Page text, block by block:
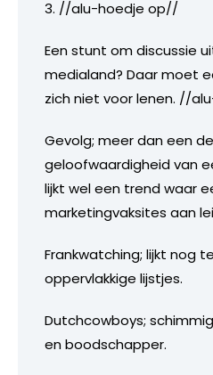
3. //alu-hoedje op//
Een stunt om discussie
medialand? Daar moet
zich niet voor lenen. //
Gevolg; meer dan een
geloofwaardigheid van
lijkt wel een trend waar
marketingvaksites aan
Frankwatching; lijkt nog
oppervlakkige lijstjes.
Dutchcowboys;
en boodschapper.